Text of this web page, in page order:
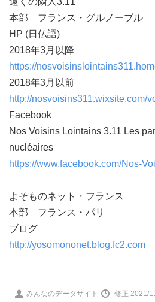
本部 フランス・グルノーブル
HP (日仏語)
2018年3月以降
https://
2018年3月以前
http://nosvoisins311.wixsite.com/
Facebook
Nos Voisins Lointains 3.11 Les
nucléaires
https://www.facebook.com/Nos-
よそものネット・フランス
本部 フランス・パリ
ブログ
http://yosomononet.blog.fc2.com
みんなのデータサイト 修正 2021/